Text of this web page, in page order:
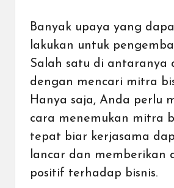
Banyak upaya yang
lakukan untuk
Salah satu di antaranya
dengan mencari mitra
Hanya saja, Anda perlu
cara menemukan mitra
tepat biar kerjasama
lancar dan memberikan
positif terhadap bisnis.